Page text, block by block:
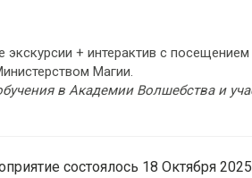
+ интерактив с
Магии.
в Академии Волшебства и
состоялось 18 Октября